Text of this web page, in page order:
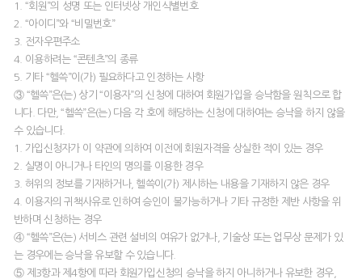
1. “회원”의 성명 또는 인터넷상 개인식별번호
2. “아이디”와 “비밀번호”
3. 전자우편주소
4. 이용하려는 “콘텐츠”의 종류
5. 기타 “헬쓱”이(가) 필요하다고 인정하는 사항
③ “헬쓱”은(는) 상기 “이용자”의 신청에 대하여 회원가입을 승낙함을 원칙으로 합
니다. 다만, “헬쓱”은(는) 다음 각 호에 해당하는 신청에 대하여는 승낙을 하지 않을
수 있습니다.
1. 가입신청자가 이 약관에 의하여 이전에 회원자격을 상실한 적이 있는 경우
2. 실명이 아니거나 타인의 명의를 이용한 경우
3. 허위의 정보를 기재하거나, 헬쓱이(가) 제시하는 내용을 기재하지 않은 경우
4. 이용자의 귀책사유로 인하여 승인이 불가능하거나 기타 규정한 제반 사항을 위
반하며 신청하는 경우
④ “헬쓱”은(는) 서비스 관련 설비의 여유가 없거나, 기술상 또는 업무상 문제가 있
는 경우에는 승낙을 유보할 수 있습니다.
⑤ 제3항과 제4항에 따라 회원가입신청의 승낙을 하지 아니하거나 유보한 경우,